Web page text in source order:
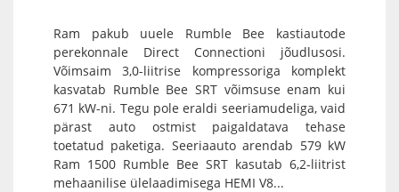
Ram pakub uuele Rumble Bee kastiautode
perekonnale Direct Connectioni jõudlusosi.
Võimsaim 3,0-liitrise kompressoriga komplekt
kasvatab Rumble Bee SRT võimsuse enam kui
671 kW-ni. Tegu pole eraldi seeriamudeliga, vaid
pärast auto ostmist paigaldatava tehase
toetatud paketiga. Seeriaauto arendab 579 kW
Ram 1500 Rumble Bee SRT kasutab 6,2-liitrist
mehaanilise ülelaadimisega HEMI V8...